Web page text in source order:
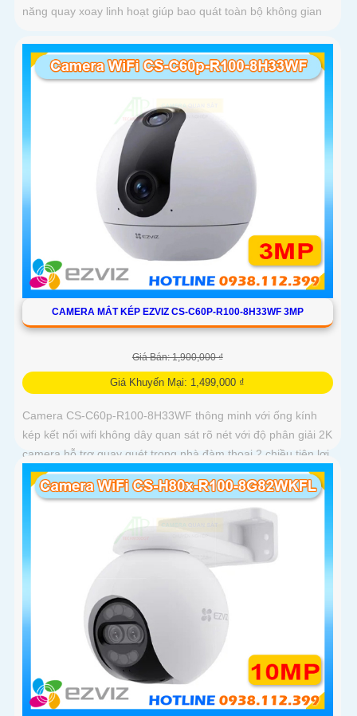
năng quay xoay linh hoạt giúp bao quát toàn bộ không gian
CAMERA MẮT KÉP EZVIZ CS-C60P-R100-8H33WF 3MP
Giá Bán: 1,900,000 ₫
Giá Khuyến Mại: 1,499,000 ₫
Camera CS-C60p-R100-8H33WF thông minh với ống kính
kép kết nối wifi không dây quan sát rõ nét với độ phân giải 2K
camera hỗ trợ quay quét trong nhà đàm thoại 2 chiều tiện lợi
và tích hợp nút gọi điện cảm ứng nhanh chóng Với chuẩn
nén H.265 camera giúp tiết kiệm băng thông và dung lượng